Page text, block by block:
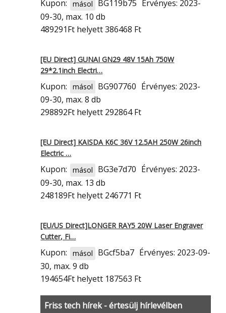
Kupon: másol BG119b75 Érvényes: 2023-
09-30, max. 10 db
489291Ft helyett 386468 Ft
[EU Direct] GUNAI GN29 48V 15Ah 750W
29*2.1inch Electri…
Kupon: másol BG907760 Érvényes: 2023-
09-30, max. 8 db
298892Ft helyett 292864 Ft
[EU Direct] KAISDA K6C 36V 12.5AH 250W 26inch
Electric …
Kupon: másol BG3e7d70 Érvényes: 2023-
09-30, max. 13 db
248189Ft helyett 246771 Ft
[EU/US Direct]LONGER RAY5 20W Laser Engraver
Cutter, Fi…
Kupon: másol BGcf5ba7 Érvényes: 2023-09-
30, max. 9 db
194654Ft helyett 187563 Ft
Friss tech hírek - értesülj hírlevélben